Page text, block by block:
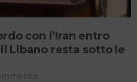
con l’Iran entro
Libano resta sotto le